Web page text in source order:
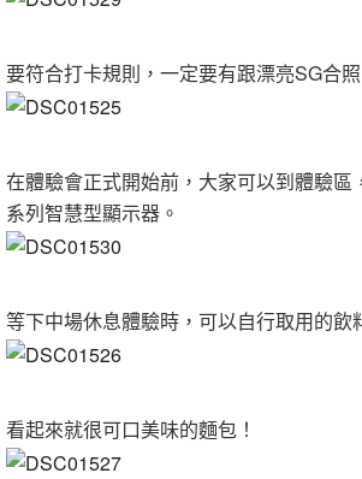
要符合打卡規則，一定要有跟漂亮SG合
在體驗會正式開始前，大家可以到體驗區
系列智慧型顯示器。
等下中場休息體驗時，可以自行取用的飲
看起來就很可口美味的麵包！